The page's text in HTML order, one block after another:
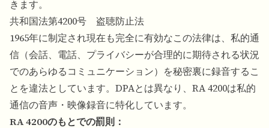
きます。
共和国法第4200号 盗聴防止法
1965年に制定され現在も完全に有効なこの法律は、私的通
信（会話、電話、プライバシーが合理的に期待される状況
でのあらゆるコミュニケーション）を秘密裏に録音するこ
とを違法としています。DPAとは異なり、RA 4200は私的
通信の音声・映像録音に特化しています。
RA 4200のもとでの罰則：